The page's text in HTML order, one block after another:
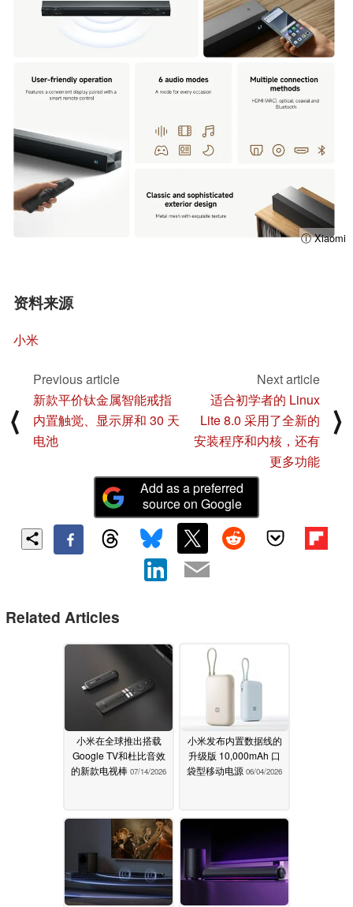
ⓘ Xiaomi
资料来源
小米
⟨
Previous article
新款平价钛金属智能戒指
内置触觉、显示屏和 30 天
电池
Next article
适合初学者的 Linux
Lite 8.0 采用了全新的
安装程序和内核，还有
更多功能
⟩
Add as a preferred
source on Google
Related Articles
小米在全球推出搭载
Google TV和杜比音效
的新款电视棒 07/14/2026
小米发布内置数据线的
升级版 10,000mAh 口
袋型移动电源 06/04/2026